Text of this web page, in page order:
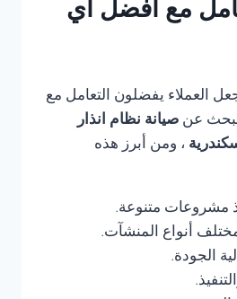
مع أفضل أي
العملاء يفضلون التعامل مع
عن صيانة نظام انذار
، ومن أبرز هذه
مشروعات متنوعة.
أنواع المنشآت.
الجودة.